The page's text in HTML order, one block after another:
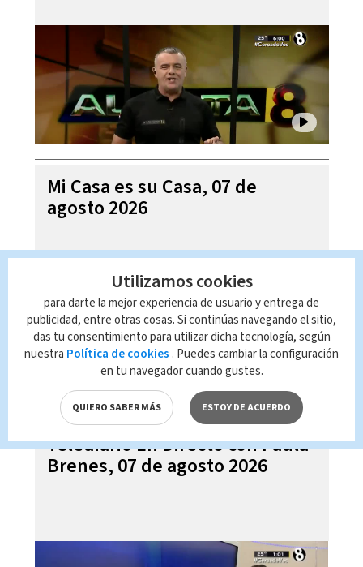
Mi Casa es su Casa, 07 de
agosto 2026
Telediario En Directo con Paula
Brenes, 07 de agosto 2026
Utilizamos cookies
para darte la mejor experiencia de usuario y entrega de
publicidad, entre otras cosas. Si continúas navegando el sitio,
das tu consentimiento para utilizar dicha tecnología, según
nuestra Política de cookies . Puedes cambiar la configuración
en tu navegador cuando gustes.
QUIERO SABER MÁS ESTOY DE ACUERDO